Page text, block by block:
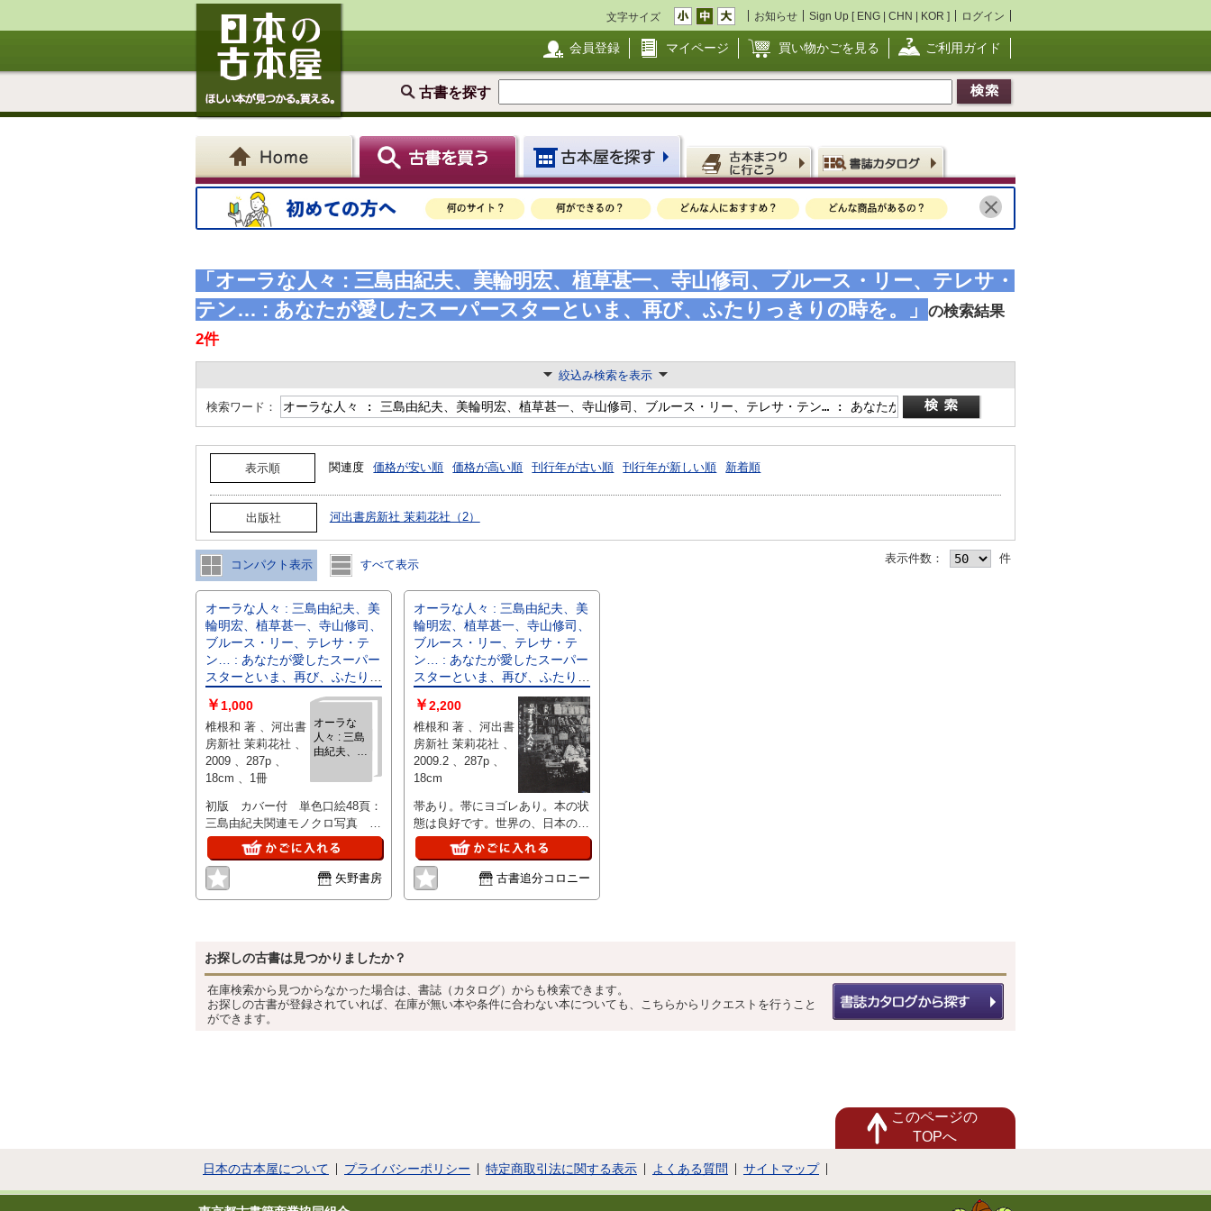
文字サイズ お知らせ Sign Up [ ENG | CHN | KOR ] ログイン
会員登録 マイページ 買い物かごを見る ご利用ガイド
古書を探す
「オーラな人々 : 三島由紀夫、美輪明宏、植草甚一、寺山修司、ブルース・リー、テレサ・
テン… : あなたが愛したスーパースターといま、再び、ふたりっきりの時を。」
の検索結果
2件
絞込み検索を表示
検索ワード：
表示順 関連度 価格が安い順 価格が高い順 刊行年が古い順 刊行年が新しい順 新着順
出版社 河出書房新社 茉莉花社（2）
コンパクト表示 すべて表示 表示件数： 件
オーラな人々 : 三島由紀夫、美
輪明宏、植草甚一、寺山修司、
ブルース・リー、テレサ・テ
ン… : あなたが愛したスーパー
スターといま、再び、ふたりっ
オーラな
人々 : 三島
由紀夫、美
草甚一、寺
ルース・リ
ー、テレ
サ・テン…
: あなたが
パースター
￥ 1,000
椎根和 著 、河出書
房新社 茉莉花社 、
2009 、287p 、
18cm 、1冊
初版 カバー付 単色口絵48頁：
三島由紀夫関連モノクロ写真 本
文にも単色図版有 三島由紀夫・
美輪明宏‣植草甚一他 （小口微
ヤケ、若干の古色あるも概ね良
好）
矢野書房
オーラな人々 : 三島由紀夫、美
輪明宏、植草甚一、寺山修司、
ブルース・リー、テレサ・テ
ン… : あなたが愛したスーパー
スターといま、再び、ふたりっ
￥2,200
椎根和 著 、河出書
房新社 茉莉花社 、
2009.2 、287p 、
18cm
帯あり。帯にヨゴレあり。本の状
態は良好です。世界の、日本のス
ーパースターたち、24人にその秘
密を探る。
古書追分コロニー
お探しの古書は見つかりましたか？
在庫検索から見つからなかった場合は、書誌（カタログ）からも検索できます。
お探しの古書が登録されていれば、在庫が無い本や条件に合わない本についても、こちらからリクエストを行うこと
ができます。
このページの
TOPへ
日本の古本屋について プライバシーポリシー 特定商取引法に関する表示 よくある質問 サイトマップ